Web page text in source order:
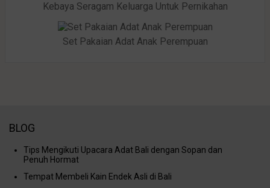
Kebaya Seragam Keluarga Untuk Pernikahan
Set Pakaian Adat Anak Perempuan
BLOG
Tips Mengikuti Upacara Adat Bali dengan Sopan dan
Penuh Hormat
Tempat Membeli Kain Endek Asli di Bali